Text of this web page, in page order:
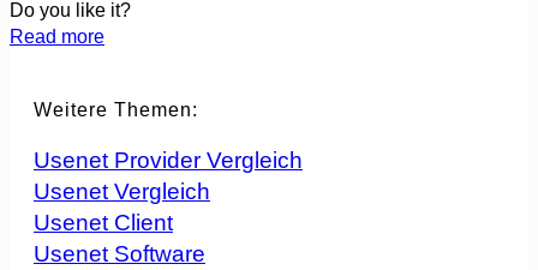
Do you like it?
Read more
Weitere Themen:
Usenet Provider Vergleich
Usenet Vergleich
Usenet Client
Usenet Software